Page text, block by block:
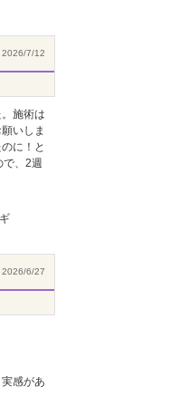
2026/7/12
施術は
いしま
に！と
で、2週
2026/6/27
感があ